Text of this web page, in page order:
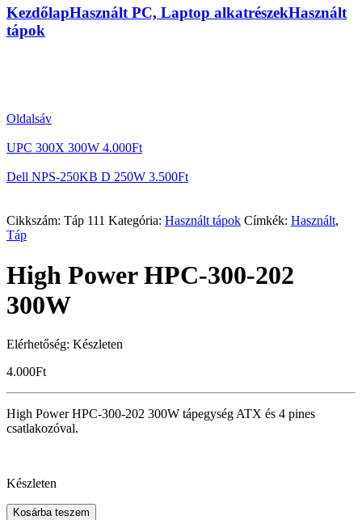
KezdőlapHasznált PC, Laptop alkatrészekHasznált
tápok
Oldalsáv
UPC 300X 300W 4.000Ft
Dell NPS-250KB D 250W 3.500Ft
Cikkszám: Táp 111 Kategória: Használt tápok Címkék: Használt,
Táp
High Power HPC-300-202
300W
Elérhetőség: Készleten
4.000Ft
High Power HPC-300-202 300W tápegység ATX és 4 pines
csatlakozóval.
Készleten
Kosárba teszem